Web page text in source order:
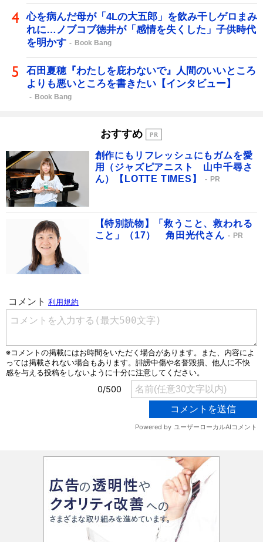
心を病んだ母が「4Lの大五郎」を飲み干しゲロまみ
れに…ノブコブ徳井が「感情を失くした」子供時代
を明かす
Book Bang
石田夏穂『わたしを庇わないで』人間のいいところ
よりも悪いところを書きたい【インタビュー】
Book Bang
おすすめ
創作にもリフレッシュにもガムを愛
用（ジャズピアニスト 山中千尋さ
ん）【LOTTE TIMES】
PR
【特別読物】「救うこと、救われる
こと」（17） 角田光代さん
PR